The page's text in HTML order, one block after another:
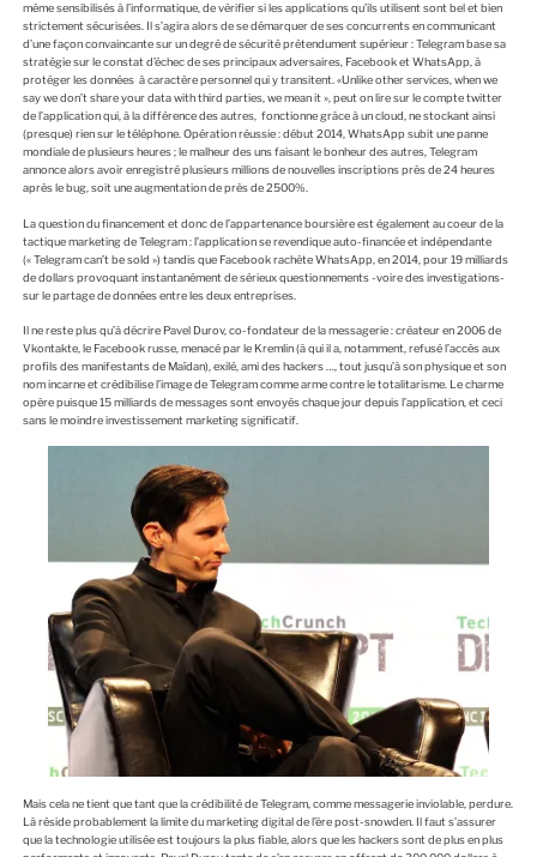
même sensibilisés à l’informatique, de vérifier si les applications qu’ils utilisent sont bel et bien
strictement sécurisées. Il s’agira alors de se démarquer de ses concurrents en communicant
d’une façon convaincante sur un degré de sécurité prétendument supérieur : Telegram base sa
stratégie sur le constat d’échec de ses principaux adversaires, Facebook et WhatsApp, à
protéger les données à caractère personnel qui y transitent. «Unlike other services, when we
say we don’t share your data with third parties, we mean it », peut on lire sur le compte twitter
de l’application qui, à la différence des autres, fonctionne grâce à un cloud, ne stockant ainsi
(presque) rien sur le téléphone. Opération réussie : début 2014, WhatsApp subit une panne
mondiale de plusieurs heures ; le malheur des uns faisant le bonheur des autres, Telegram
annonce alors avoir enregistré plusieurs millions de nouvelles inscriptions près de 24 heures
après le bug, soit une augmentation de près de 2500%.
La question du financement et donc de l’appartenance boursière est également au coeur de la
tactique marketing de Telegram : l’application se revendique auto-financée et indépendante
(« Telegram can’t be sold ») tandis que Facebook rachète WhatsApp, en 2014, pour 19 milliards
de dollars provoquant instantanément de sérieux questionnements -voire des investigations-
sur le partage de données entre les deux entreprises.
Il ne reste plus qu’à décrire Pavel Durov, co-fondateur de la messagerie : créateur en 2006 de
Vkontakte, le Facebook russe, menacé par le Kremlin (à qui il a, notamment, refusé l’accès aux
profils des manifestants de Maïdan), exilé, ami des hackers …, tout jusqu’à son physique et son
nom incarne et crédibilise l’image de Telegram comme arme contre le totalitarisme. Le charme
opère puisque 15 milliards de messages sont envoyés chaque jour depuis l’application, et ceci
sans le moindre investissement marketing significatif.
Mais cela ne tient que tant que la crédibilité de Telegram, comme messagerie inviolable, perdure.
Là réside probablement la limite du marketing digital de l’ère post-snowden. Il faut s’assurer
que la technologie utilisée est toujours la plus fiable, alors que les hackers sont de plus en plus